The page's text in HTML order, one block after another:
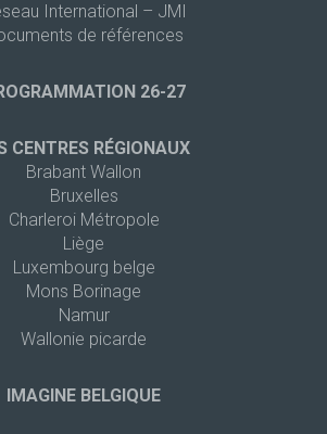
International – JMI
de références
26-27
CENTRES RÉGIONAUX
Brabant Wallon
Bruxelles
Charleroi Métropole
Liège
Luxembourg belge
Mons Borinage
Namur
Wallonie picarde
IMAGINE BELGIQUE